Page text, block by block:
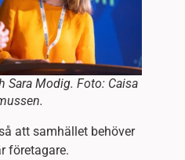
Sara Modig. Foto: Caisa
att samhället behöver
företagare.